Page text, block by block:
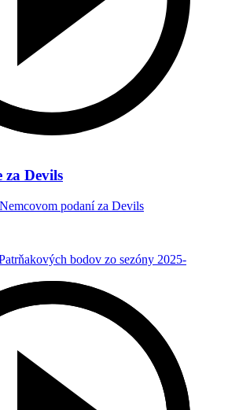
za Devils
podaní za Devils